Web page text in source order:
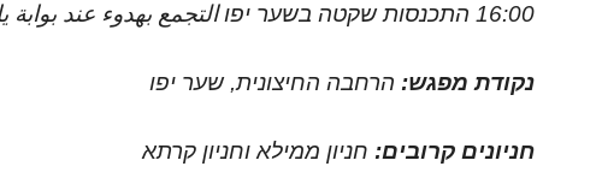
16:00 התכנסות שקטה בשער יפו التجمع بهدوء عند بوابة يافا
נקודת מפגש: הרחבה החיצונית, שער יפו
חניונים קרובים: חניון ממילא וחניון קרתא